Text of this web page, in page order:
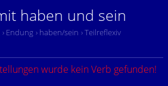
haben und sein
› Endung › haben/sein › Teilreflexiv
wurde kein Verb gefunden!